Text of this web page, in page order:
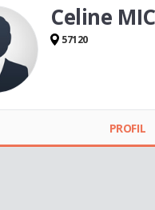
Celine
57120
PROFIL